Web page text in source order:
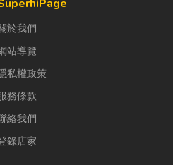
於我們
站導覽
私權政策
務條款
絡我們
錄店家